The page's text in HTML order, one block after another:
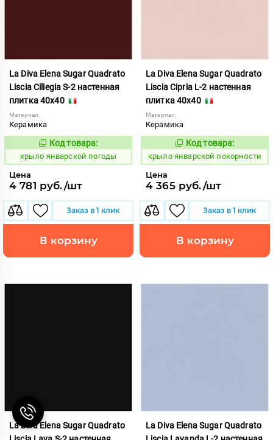
La Diva Elena Sugar Quadrato
Liscia Ciliegia S-2 настенная
плитка 40x40
Материал:
Керамика
843446
Код товара:
крыло январской погоды
Цена
4 781 руб./шт
Заказ в 1 клик
В корзину
La Diva Elena Sugar Quadrato
Liscia Cipria L-2 настенная
плитка 40x40
Материал:
Керамика
843447
Код товара:
крыло январской покорности
Цена
4 365 руб./шт
Заказ в 1 клик
В корзину
La Diva Elena Sugar Quadrato
La Diva Elena Sugar Quadrato